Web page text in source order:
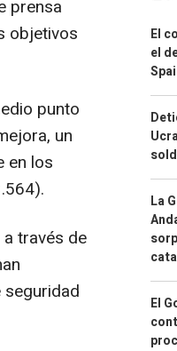
prensa
objetivos
punto
un
en los
través de
El
el
La
El